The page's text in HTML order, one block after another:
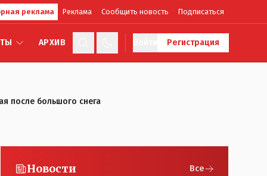
реклама Реклама Сообщить новость Подписаться
АРХИВ Регистрация
после большого снега
Новости Все